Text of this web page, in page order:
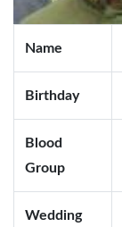
Name
Birthday
Blood
Group
Wedding